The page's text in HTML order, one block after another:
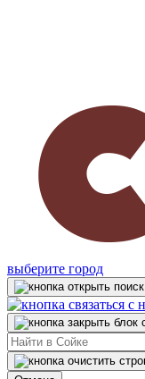
выберите город